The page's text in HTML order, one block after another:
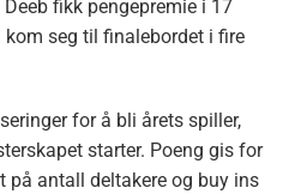
fikk pengepremie i 17
seg til finalebordet i fire
for å bli årets spiller,
starter. Poeng gis for
på antall deltakere og buy ins